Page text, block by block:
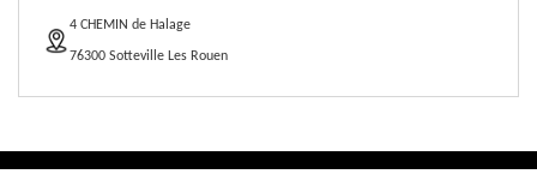
4 CHEMIN de Halage
76300 Sotteville Les Rouen